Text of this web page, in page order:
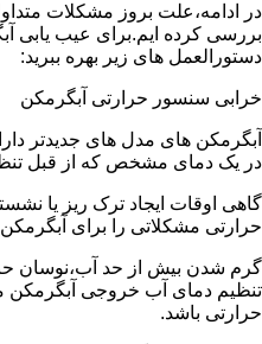
در ادامه،علت بروز مشکلات
بررسی کرده ایم.برای عیب یابی
دستورالعمل های زیر بهره ببرید:
خرابی سنسور حرارتی آبگرمکن
آبگرمکن های مدل های جدیدتر
در یک دمای مشخص که از قبل
گاهی اوقات ایجاد ترک ریز یا
حرارتی مشکلاتی را برای
گرم شدن بیش از حد آب،نوسان
تنظیم دمای آب خروجی آبگرمکن
حرارتی باشد.